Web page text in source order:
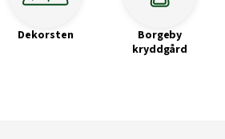
Dekorsten
Borgeby
kryddgård